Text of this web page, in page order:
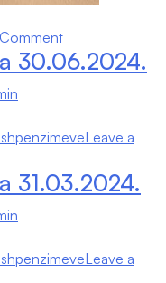
on
Međunarodni
dan
30.06.2024.
Leave a
31.03.2024.
Leave a